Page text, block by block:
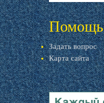
livemaster.ru
Помощь
Задать вопрос
Карта сайта